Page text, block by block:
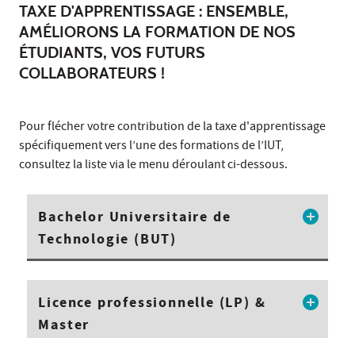
TAXE D'APPRENTISSAGE : ENSEMBLE,
AMÉLIORONS LA FORMATION DE NOS
ÉTUDIANTS, VOS FUTURS
COLLABORATEURS !
Pour flécher votre contribution de la taxe d'apprentissage
spécifiquement vers l’une des formations de l’IUT,
consultez la liste via le menu déroulant ci-dessous.
Bachelor Universitaire de
Technologie (BUT)
Licence professionnelle (LP) &
Master